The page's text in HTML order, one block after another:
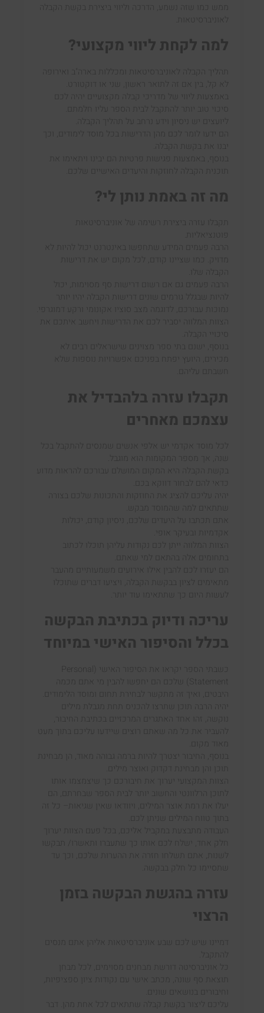
ממש כמו שזה נשמע, הדרכה וליווי ביצירת בקשת הקבלה
לאוניברסיטאות.
למה לקחת ליווי מקצועי?
תהליך הקבלה לאוניברסיטאות ומכללות בארה"ב ואירופה
לא קל, בין אם זה לתואר ראשון, שני או דוקטורט
באמצעות ליווי של מדריכי קבלה מקצועיים יהיה לכם
סיכוי טוב יותר להתקבל
לבית הספר עלי
ליועצים יש ניסיון
וידע נרחב על תהליך הקבלה.
הם ידעו לומר לכם מהן הדרישות בכל מוסד לימודים, וכך
יבנו את בקשת הקבלה.
בנוסף, באמצעות פגישות פרטיות הם יבינו ויתאימו את
תוכנית הקבלה לחוזקות והיעדים האישיים שלכם.
מה זה באמת נותן לי?
תקבלו עזרה ביצירת רשימה
של אוניברסיטאות
פוטנציאליות.
הרבה פעמים המידע שתחפשו באינטרנט יכול להיות לא
מדויק. כמו שציינו קודם, לכל מקום יש את דרישות
הקבלה שלו.
הרבה פעמים גם אם רשום דרישות סף מסוימות, יכול
להיות שבגלל גורמים שונים דרישות הקבלה יהיו יותר
נמוכות עבורכם, לדוגמה מצב סוציו אקונומי ורקע דמוגרפי.
הצוות המלווה יסביר לכם את הדרישות ויחשב איתכם את
סיכויי הקבלה.
בנוסף, ישנם בתי ספר מצוינים שישראלים רבים לא
מכירים, היועץ יפתח בפניכם אפשרויות נוספות שלא
חשבתם עליהם.
תקבלו עזרה בלהבדיל את
עצמכם מאחרים
לכל מוסד אקדמי יש
אלפי אנשים שמנסים להתקבל בכל
אך מספר המקומות הוא מוגבל
בקשת הקבלה היא המקום המושלם עבורכם
להראות מדוע
כדאי להם לבחור דווקא בכם.
יהיה עליכם להציג את החוזקות והתכונות שלכם בצורה
שתתאים למה שהמוסד מבקש.
אתם תכתבו על היעדים שלכם,
אקדמיות
ובעיקר אופי.
עליהן
תוכלו לכתוב
בתחומים אלה בהתאם למי שאתם.
הם יעזרו לכם להבין אילו אירועים
משמעותיים מהעבר
מתאימים לציון בבקשת הקבלה
, ויציעו דברים שתוכלו
לעשות היום כך ש
תתאימו עוד יותר.
עריכה ודיוק בכתיבת הבקשה
בכלל והסיפור האישי במיוחד
כשבתי הספר יקראו את הסיפור האישי
Personal
Statement
להבין מי אתם מכמה
היבטים
, ואיך זה מתקשר לבחירת תחום
יהיה הרבה תוכן
תחת מגבלת מילים
אחד האתגרים המרכזיים בכתיבת החיבור
להעביר את כל מה שאתם רוצים שי
ידעו עליכם בתוך מעט
מאוד מקום.
בנוסף, החיבור
יצטרך להיות ברמה גבוהה מאוד, הן מבחינת
תוכן והן מבחינת
דקדוק ואוצר מילים.
הצוות המקצועי יערוך
את חיבור א
והחשוב יותר לבית הספר שבחרתם, הם
יעלו את רמת אוצר המילים
, ויוודאו שאין שגיאות
בתוך
העבודה מתבצעת במקביל אליכם, בכל פעם הצוות יערוך
חלק אחד
, ישלח לכם אותו כך שתעברו ותאשרו/ תבקשו
לשנות, א
תם תשלחו חזרה את ההערות שלכם, וכך עד
שתסיימו כל חלק בבקשה.
עזרה בהגשת הבקשה בזמן
הרצוי
שבע אוניברסיטאות אליהן אתם מנסים
להתקבל.
כל אוניברסיטה דורשת מבחנים מסוימים, לכל מבחן
תוצא
, מכתב אישי עם
וחיבורים בנושאים שונים
עליכם ליצור בקשת קבלה שתתאים לכל אחת מהן.
דבר